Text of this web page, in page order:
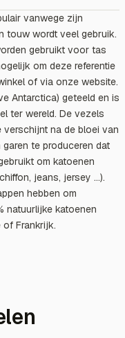
vanwege zijn
touw wordt veel gebruik.
gebruikt voor tas
om deze referentie
of via onze website.
Antarctica) geteeld en is
ter wereld. De vezels
na de bloei van
te produceren dat
om katoenen
jeans, jersey ...).
hebben om
natuurlijke katoenen
of Frankrijk.